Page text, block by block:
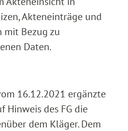
Akteneinträge und
mit Bezug zu
Daten.
16.12.2021 ergänzte
Hinweis des FG die
dem Kläger. Dem